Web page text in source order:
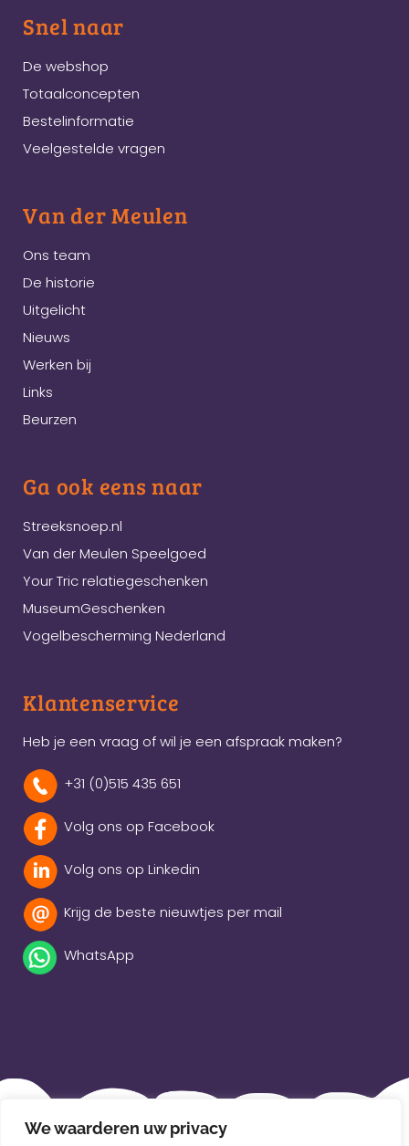
We waarderen uw privacy
Snel naar
De webshop
Totaalconcepten
Bestelinformatie
Veelgestelde vragen
Van der Meulen
Ons team
De historie
Uitgelicht
Nieuws
Werken bij
Links
Beurzen
Ga ook eens naar
Streeksnoep.nl
Van der Meulen Speelgoed
Your Tric relatiegeschenken
MuseumGeschenken
Vogelbescherming Nederland
Klantenservice
Heb je een vraag of wil je een afspraak maken?
+31 (0)515 435 651
Volg ons op Facebook
Volg ons op Linkedin
Krijg de beste nieuwtjes per mail
WhatsApp
Beleidsverklaring